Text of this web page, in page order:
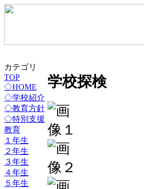
カテゴリ
TOP
◇HOME
◇学校紹介
◇教育方針
◇特別支援
教育
１年生
２年生
３年生
４年生
５年生
学校探検